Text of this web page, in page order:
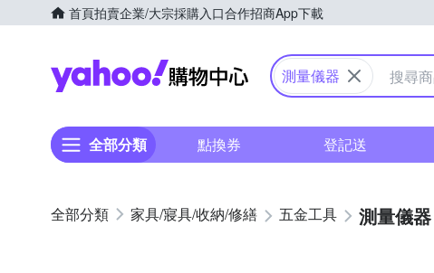
首頁拍賣企業/大宗採購入口合作招商App下載
Yahoo購物中心
測量儀器
全部分類 點換券 登記送
家具/寢具/收納/修繕 五金工具 測量儀器